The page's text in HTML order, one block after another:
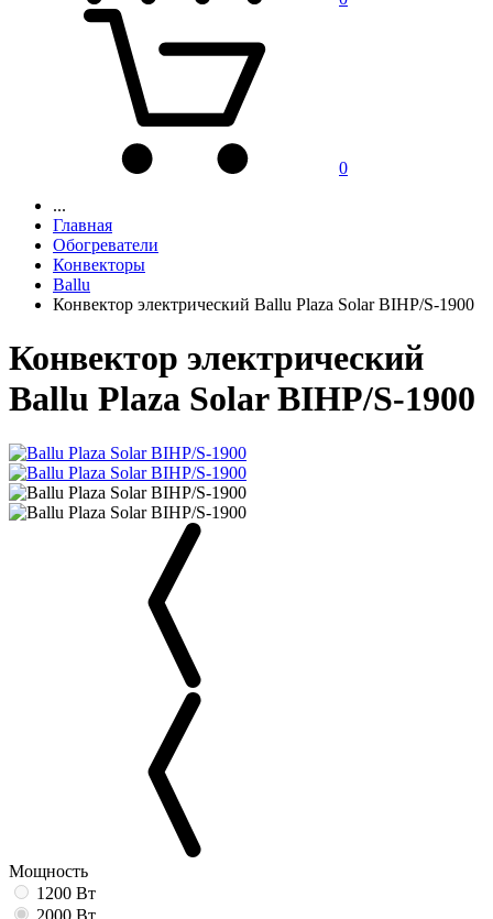
0
...
Главная
Обогреватели
Конвекторы
Ballu
Конвектор электрический Ballu Plaza Solar BIHP/S-1900
Конвектор электрический
Ballu Plaza Solar BIHP/S-1900
Мощность
1200 Вт
2000 Вт